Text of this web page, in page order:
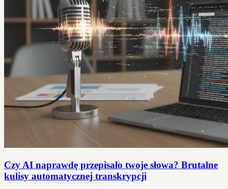
Czy AI naprawdę przepisało twoje słowa? Brutalne
kulisy automatycznej transkrypcji